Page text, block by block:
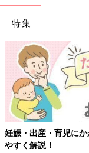
おたくマンガ家マ
特集
妊娠・出産・育児に
やすく解説！